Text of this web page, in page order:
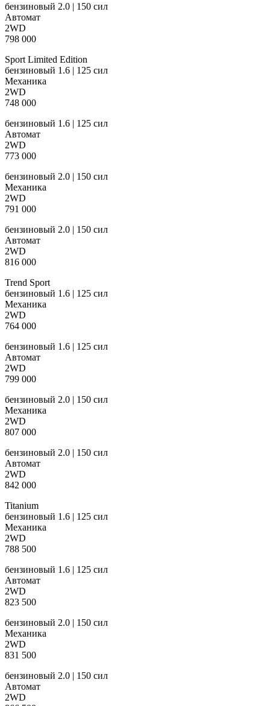
бензиновый 2.0 | 150 сил
Автомат
2WD
798 000
Sport Limited Edition
бензиновый 1.6 | 125 сил
Механика
2WD
748 000
бензиновый 1.6 | 125 сил
Автомат
2WD
773 000
бензиновый 2.0 | 150 сил
Механика
2WD
791 000
бензиновый 2.0 | 150 сил
Автомат
2WD
816 000
Trend Sport
бензиновый 1.6 | 125 сил
Механика
2WD
764 000
бензиновый 1.6 | 125 сил
Автомат
2WD
799 000
бензиновый 2.0 | 150 сил
Механика
2WD
807 000
бензиновый 2.0 | 150 сил
Автомат
2WD
842 000
Titanium
бензиновый 1.6 | 125 сил
Механика
2WD
788 500
бензиновый 1.6 | 125 сил
Автомат
2WD
823 500
бензиновый 2.0 | 150 сил
Механика
2WD
831 500
бензиновый 2.0 | 150 сил
Автомат
2WD